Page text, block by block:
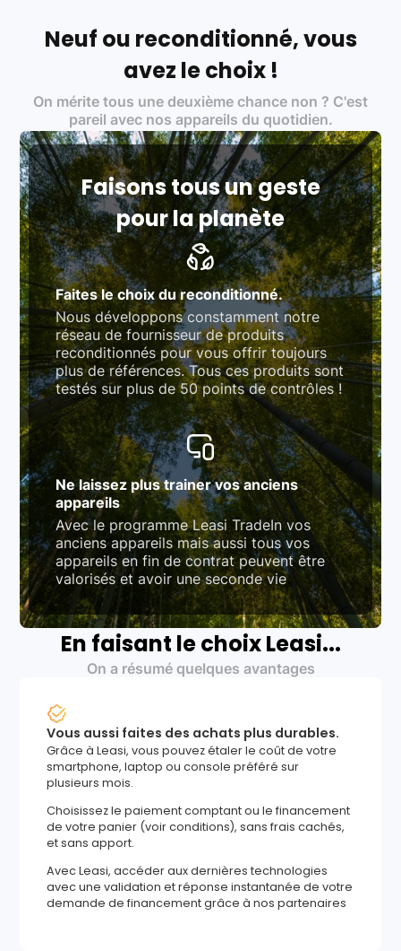
Labels environnementaux & qualité de nos partenaires
traitement des déchets électroniques (DEEE)
Produits testés et vérifiés selon des standards
rigoureux (80 à 100 points de contrôle en
fonction des produits)
Respect des normes RAEE, RoHS, et du
référentiel QualiRepar (bonus réparation)
Neuf ou reconditionné, vous
avez le choix !
On mérite tous une deuxième chance non ? C'est
pareil avec nos appareils du quotidien.
Faisons tous un geste
pour la planète
Faites le choix du reconditionné.
Nous développons constamment notre
réseau de fournisseur de produits
reconditionnés pour vous offrir toujours
plus de références. Tous ces produits sont
testés sur plus de 50 points de contrôles !
Ne laissez plus trainer vos anciens
appareils
Avec le programme Leasi TradeIn vos
anciens appareils mais aussi tous vos
appareils en fin de contrat peuvent être
valorisés et avoir une seconde vie
En faisant le choix Leasi...
On a résumé quelques avantages
Vous aussi faites des achats plus durables.
Grâce à Leasi, vous pouvez étaler le coût de votre
smartphone, laptop ou console préféré sur
plusieurs mois.
Choisissez le paiement comptant ou le financement
de votre panier (voir conditions), sans frais cachés,
et sans apport.
Avec Leasi, accéder aux dernières technologies
avec une validation et réponse instantanée de votre
demande de financement grâce à nos partenaires